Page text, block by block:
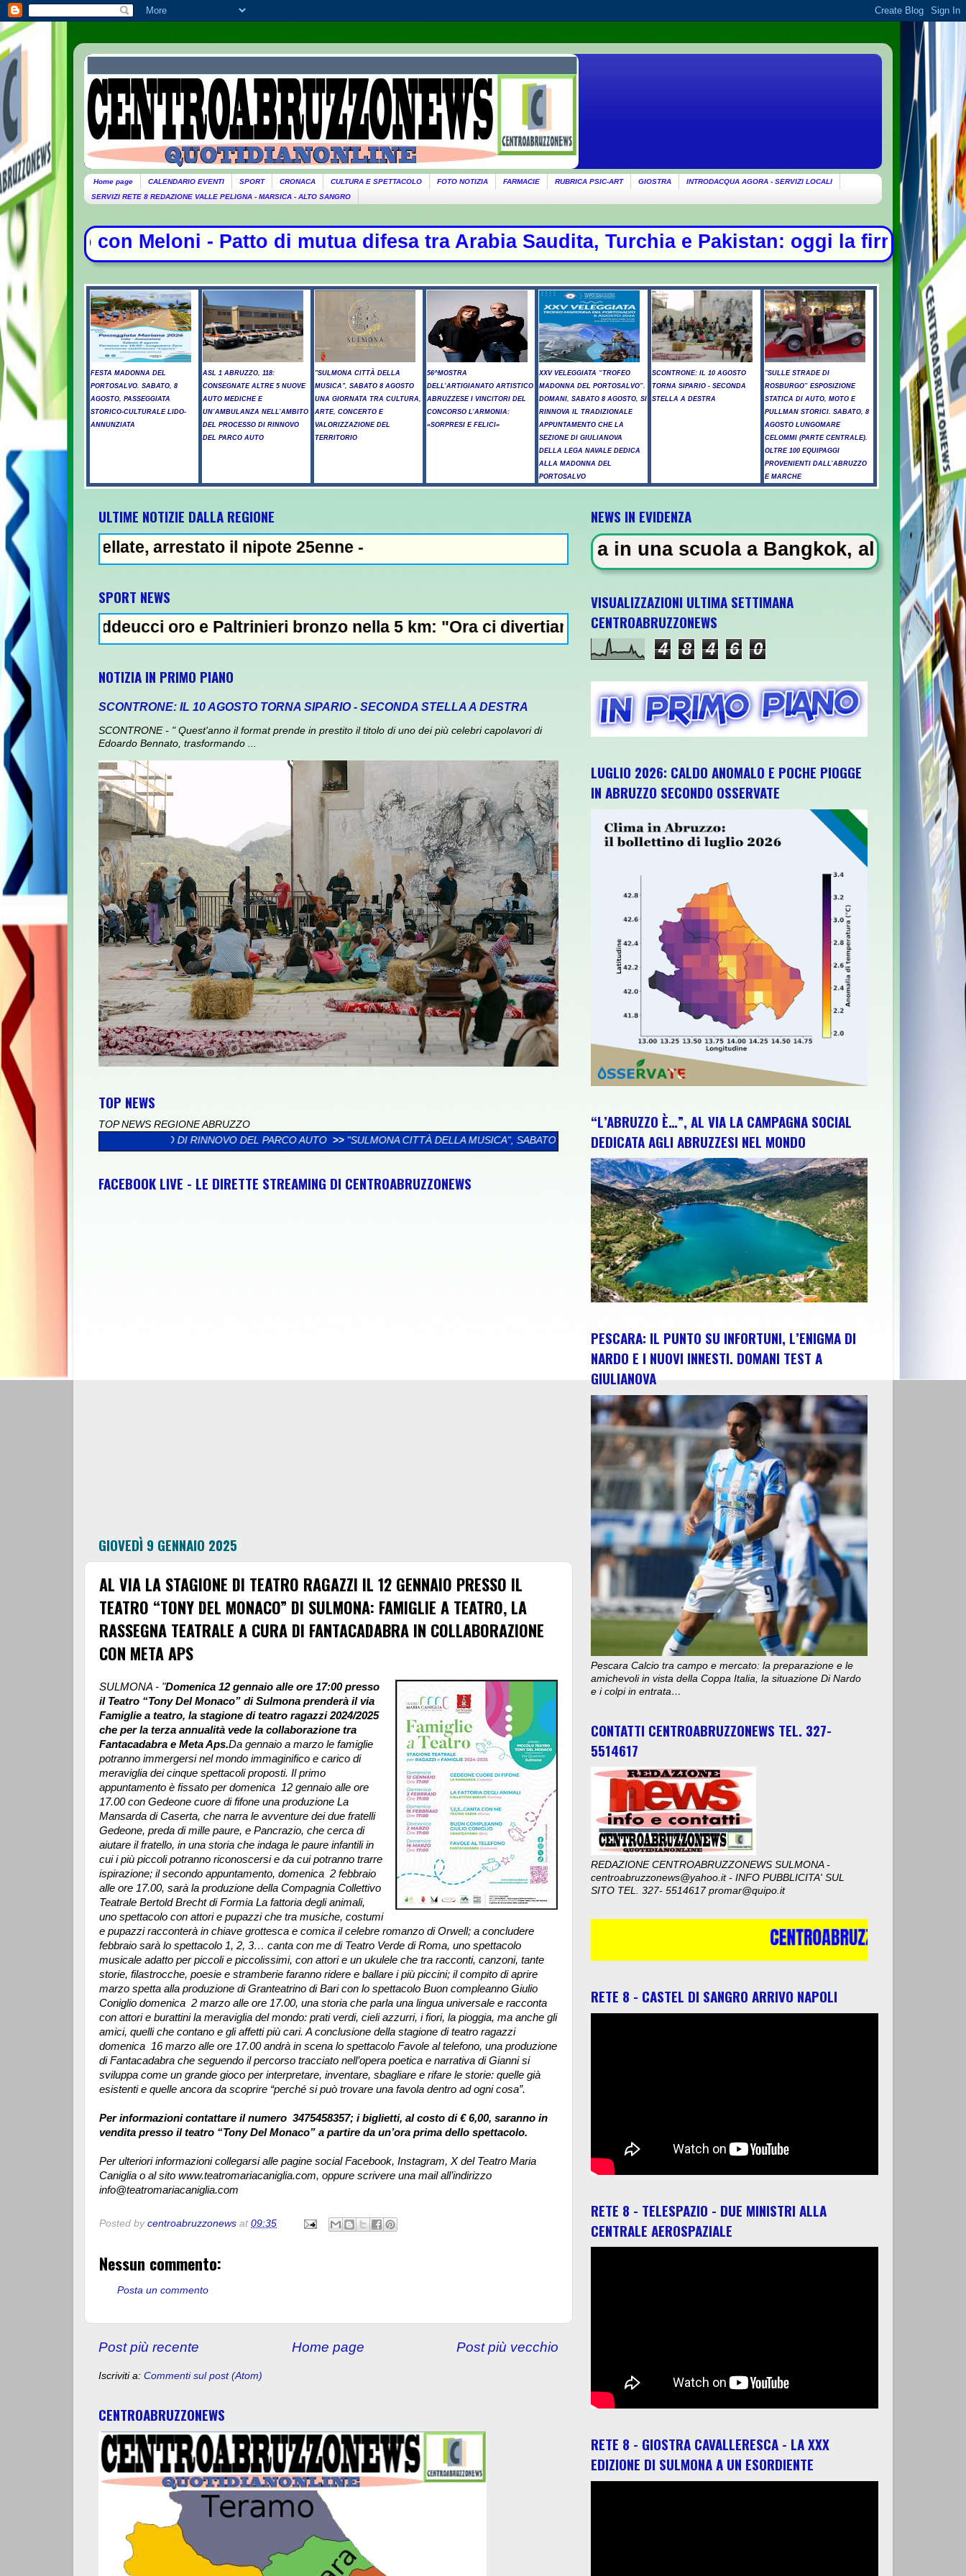
Home page CALENDARIO EVENTI SPORT CRONACA CULTURA E SPETTACOLO FOTO NOTIZIA FARMACIE RUBRICA PSIC-ART GIOSTRA
INTRODACQUA AGORA - SERVIZI LOCALI
SERVIZI RETE 8 REDAZIONE VALLE PELIGNA - MARSICA - ALTO SANGRO
- Patto di mutua difesa tra Arabia Saudita, Turchia e Pakistan: oggi la firma - Ondata di caldo
FESTA MADONNA DEL
PORTOSALVO. SABATO, 8
AGOSTO, PASSEGGIATA
STORICO-CULTURALE LIDO-
ANNUNZIATA
ASL 1 ABRUZZO, 118:
CONSEGNATE ALTRE 5 NUOVE
AUTO MEDICHE E
UN’AMBULANZA NELL’AMBITO
DEL PROCESSO DI RINNOVO
DEL PARCO AUTO
"SULMONA CITTÀ DELLA
MUSICA", SABATO 8 AGOSTO
UNA GIORNATA TRA CULTURA,
ARTE, CONCERTO E
VALORIZZAZIONE DEL
TERRITORIO
56^MOSTRA
DELL’ARTIGIANATO ARTISTICO
ABRUZZESE I VINCITORI DEL
CONCORSO L’ARMONIA:
«SORPRESI E FELICI»
XXV VELEGGIATA “TROFEO
MADONNA DEL PORTOSALVO”.
DOMANI, SABATO 8 AGOSTO, SI
RINNOVA IL TRADIZIONALE
APPUNTAMENTO CHE LA
SEZIONE DI GIULIANOVA
DELLA LEGA NAVALE DEDICA
ALLA MADONNA DEL
PORTOSALVO
SCONTRONE: IL 10 AGOSTO
TORNA SIPARIO - SECONDA
STELLA A DESTRA
"SULLE STRADE DI
ROSBURGO” ESPOSIZIONE
STATICA DI AUTO, MOTO E
PULLMAN STORICI. SABATO, 8
AGOSTO LUNGOMARE
CELOMMI (PARTE CENTRALE).
OLTRE 100 EQUIPAGGI
PROVENIENTI DALL’ABRUZZO
E MARCHE
ULTIME NOTIZIE DALLA REGIONE
arrestato il nipote 25enne -
SPORT NEWS
oro e Paltrinieri bronzo nella 5 km: "Ora ci divertiamo in staffetta"- L'Italia U21 il 5 ottobre a Pescara l'ultima gara di
NOTIZIA IN PRIMO PIANO
SCONTRONE: IL 10 AGOSTO TORNA SIPARIO - SECONDA STELLA A DESTRA
SCONTRONE - " Quest'anno il format prende in prestito il titolo di uno dei più celebri capolavori di
Edoardo Bennato, trasformando ...
TOP NEWS
TOP NEWS REGIONE ABRUZZO
DI RINNOVO DEL PARCO AUTO >> "SULMONA CITTÀ DELLA MUSICA", SABATO 8 AGOSTO UNA GIORNATA TRA CULTURA, ARTE, CONCERTO E VALORIZZAZIONE DEL TERRITORIO
FACEBOOK LIVE - LE DIRETTE STREAMING DI CENTROABRUZZONEWS
GIOVEDÌ 9 GENNAIO 2025
AL VIA LA STAGIONE DI TEATRO RAGAZZI IL 12 GENNAIO PRESSO IL
TEATRO “TONY DEL MONACO” DI SULMONA: FAMIGLIE A TEATRO, LA
RASSEGNA TEATRALE A CURA DI FANTACADABRA IN COLLABORAZIONE
CON META APS
SULMONA - "Domenica 12 gennaio alle ore 17:00 presso
il Teatro “Tony Del Monaco” di Sulmona prenderà il via
Famiglie a teatro, la stagione di teatro ragazzi 2024/2025
che per la terza annualità vede la collaborazione tra
Fantacadabra e Meta Aps.Da gennaio a marzo le famiglie
potranno immergersi nel mondo immaginifico e carico di
meraviglia dei cinque spettacoli proposti. Il primo
appuntamento è fissato per domenica 12 gennaio alle ore
17.00 con Gedeone cuore di fifone una produzione La
Mansarda di Caserta, che narra le avventure dei due fratelli
Gedeone, preda di mille paure, e Pancrazio, che cerca di
aiutare il fratello, in una storia che indaga le paure infantili in
cui i più piccoli potranno riconoscersi e da cui potranno trarre
ispirazione; il secondo appuntamento, domenica 2 febbraio
alle ore 17.00, sarà la produzione della Compagnia Collettivo
Teatrale Bertold Brecht di Formia La fattoria degli animali,
uno spettacolo con attori e pupazzi che tra musiche, costumi
e pupazzi racconterà in chiave grottesca e comica il celebre romanzo di Orwell; a concludere
febbraio sarà lo spettacolo 1, 2, 3… canta con me di Teatro Verde di Roma, uno spettacolo
musicale adatto per piccoli e piccolissimi, con attori e un ukulele che tra racconti, canzoni, tante
storie, filastrocche, poesie e stramberie faranno ridere e ballare i più piccini; il compito di aprire
marzo spetta alla produzione di Granteatrino di Bari con lo spettacolo Buon compleanno Giulio
Coniglio domenica 2 marzo alle ore 17.00, una storia che parla una lingua universale e racconta
con attori e burattini la meraviglia del mondo: prati verdi, cieli azzurri, i fiori, la pioggia, ma anche gli
amici, quelli che contano e gli affetti più cari. A conclusione della stagione di teatro ragazzi
domenica 16 marzo alle ore 17.00 andrà in scena lo spettacolo Favole al telefono, una produzione
di Fantacadabra che seguendo il percorso tracciato nell’opera poetica e narrativa di Gianni si
sviluppa come un grande gioco per interpretare, inventare, sbagliare e rifare le storie: quelle già
esistenti e quelle ancora da scoprire “perché si può trovare una favola dentro ad ogni cosa”.
Per informazioni contattare il numero 3475458357; i biglietti, al costo di € 6,00, saranno in
vendita presso il teatro “Tony Del Monaco” a partire da un’ora prima dello spettacolo.
Per ulteriori informazioni collegarsi alle pagine social Facebook, Instagram, X del Teatro Maria
Caniglia o al sito www.teatromariacaniglia.com, oppure scrivere una mail all’indirizzo
info@teatromariacaniglia.com
Posted by centroabruzzonews at 09:35
Nessun commento:
Posta un commento
Post più recente Post più vecchio
Home page
Iscriviti a: Commenti sul post (Atom)
CENTROABRUZZONEWS
NEWS IN EVIDENZA
NEWS IN EVIDENZA - Sparatoria in una scuola a Bangkok, almeno 6 morti
VISUALIZZAZIONI ULTIMA SETTIMANA
CENTROABRUZZONEWS
4 8 4 6 0
LUGLIO 2026: CALDO ANOMALO E POCHE PIOGGE
IN ABRUZZO SECONDO OSSERVATE
“L’ABRUZZO È…”, AL VIA LA CAMPAGNA SOCIAL
DEDICATA AGLI ABRUZZESI NEL MONDO
PESCARA: IL PUNTO SU INFORTUNI, L’ENIGMA DI
NARDO E I NUOVI INNESTI. DOMANI TEST A
GIULIANOVA
Pescara Calcio tra campo e mercato: la preparazione e le
amichevoli in vista della Coppa Italia, la situazione Di Nardo
e i colpi in entrata…
CONTATTI CENTROABRUZZONEWS TEL. 327-
5514617
REDAZIONE CENTROABRUZZONEWS SULMONA -
centroabruzzonews@yahoo.it - INFO PUBBLICITA' SUL
SITO TEL. 327- 5514617 promar@quipo.it
RETE 8 - CASTEL DI SANGRO ARRIVO NAPOLI
RETE 8 - TELESPAZIO - DUE MINISTRI ALLA
CENTRALE AEROSPAZIALE
RETE 8 - GIOSTRA CAVALLERESCA - LA XXX
EDIZIONE DI SULMONA A UN ESORDIENTE